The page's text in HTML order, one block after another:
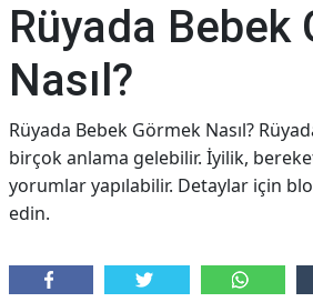
Rüyada Bebek
Nasıl?
Rüyada Bebek Görmek Nasıl?
birçok anlama gelebilir. İyilik,
yorumlar yapılabilir. Detaylar için
edin.